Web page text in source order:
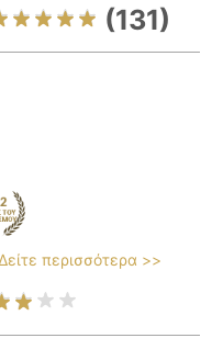
(131)
Δείτε περισσότερα >>